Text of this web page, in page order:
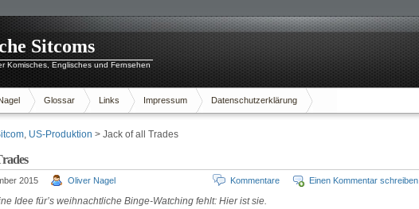
Sitcoms
Komisches, Englisches und Fernsehen
Glossar Links Impressum Datenschutzerklärung
, US-Produktion > Jack of all Trades
2015 Oliver Nagel Einen Kommentar schreiben
Kommentare
Idee für’s weihnachtliche Binge-Watching fehlt: Hier ist sie.